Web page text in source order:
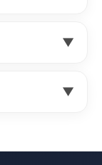
▼
▼